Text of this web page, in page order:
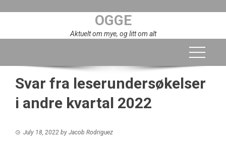
OGGE
Aktuelt om mye, og litt om alt
Svar fra leserundersøkelser
i andre kvartal 2022
July 18, 2022 by Jacob Rodriguez